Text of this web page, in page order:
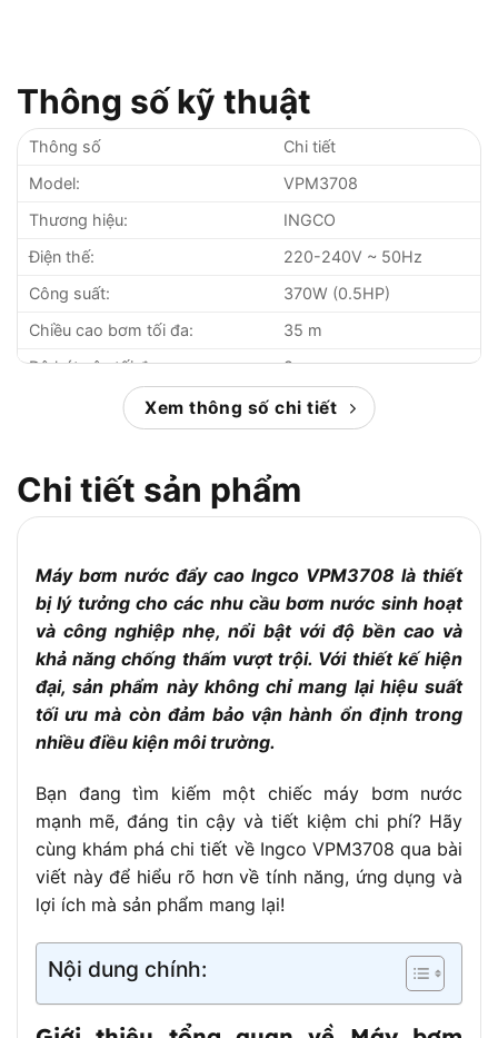
Thông số kỹ thuật
Thông số
Chi tiết
Model:
VPM3708
Thương hiệu:
INGCO
Điện thế:
220-240V ~ 50Hz
Công suất:
370W (0.5HP)
Chiều cao bơm tối đa:
35 m
Độ hút sâu tối đa:
8 m
Lưu lượng tối đa:
35 lít/phút
Mô tơ:
Chiều dài dây cáp:
0.15 m
Xuất xứ:
Trung Quốc
Bảo hành:
6 tháng
Xem thông số chi tiết
Chi tiết sản phẩm
Máy bơm nước đẩy cao Ingco VPM3708 là thiết
bị lý tưởng cho các nhu cầu bơm nước sinh hoạt
và công nghiệp nhẹ, nổi bật với độ bền cao và
khả năng chống thấm vượt trội. Với thiết kế hiện
đại, sản phẩm này không chỉ mang lại hiệu suất
tối ưu mà còn đảm bảo vận hành ổn định trong
nhiều điều kiện môi trường.
Bạn đang tìm kiếm một chiếc máy bơm nước
mạnh mẽ, đáng tin cậy và tiết kiệm chi phí? Hãy
cùng khám phá chi tiết về Ingco VPM3708 qua bài
viết này để hiểu rõ hơn về tính năng, ứng dụng và
lợi ích mà sản phẩm mang lại!
Nội dung chính: